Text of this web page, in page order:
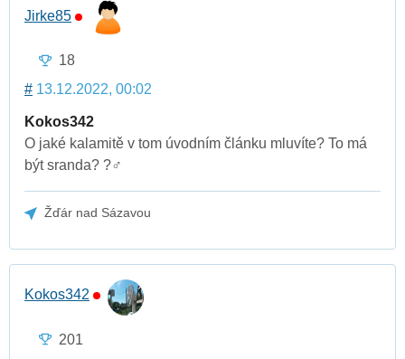
Jirke85
18
# 13.12.2022, 00:02
Kokos342
O jaké kalamitě v tom úvodním článku mluvíte? To má
být sranda? ?‍♂️
Žďár nad Sázavou
Kokos342
201